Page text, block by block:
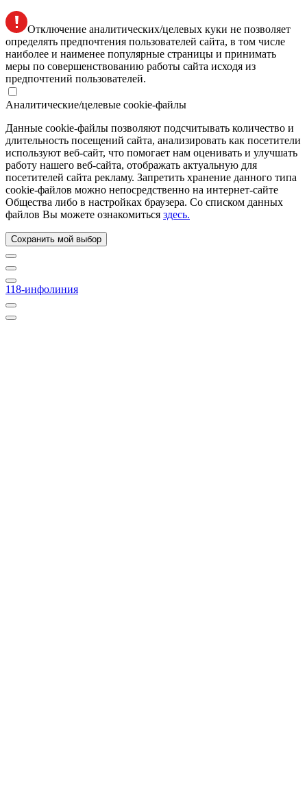
Отключение аналитических/целевых куки не позволяет
определять предпочтения пользователей сайта, в том числе
наиболее и наименее популярные страницы и принимать
меры по совершенствованию работы сайта исходя из
предпочтений пользователей.
Аналитические/целевые cookie-файлы
Данные cookie-файлы позволяют подсчитывать количество и
длительность посещений сайта, анализировать как посетители
используют веб-сайт, что помогает нам оценивать и улучшать
работу нашего веб-сайта, отображать актуальную для
посетителей сайта рекламу. Запретить хранение данного типа
cookie-файлов можно непосредственно на интернет-сайте
Общества либо в настройках браузера. Со списком данных
файлов Вы можете ознакомиться здесь.
Сохранить мой выбор
118-инфолиния